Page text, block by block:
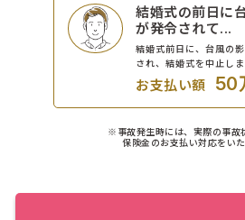
結婚式の前日に
が発令されて...
結婚式前日に、台風の
され、結婚式を中止し
お支払い額 50
※事故発生時には、実際の事故
保険金のお支払い対応をいた